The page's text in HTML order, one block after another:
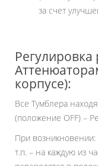
за счет
Регулировка
корпусе):
Все Тумблера
(положение OFF) –
При
т.п. – на каждую из